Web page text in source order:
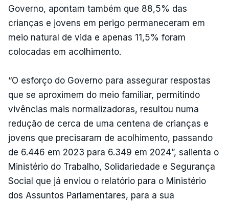
Governo, apontam também que 88,5% das
crianças e jovens em perigo permaneceram em
meio natural de vida e apenas 11,5% foram
colocadas em acolhimento.
“O esforço do Governo para assegurar respostas
que se aproximem do meio familiar, permitindo
vivências mais normalizadoras, resultou numa
redução de cerca de uma centena de crianças e
jovens que precisaram de acolhimento, passando
de 6.446 em 2023 para 6.349 em 2024”, salienta o
Ministério do Trabalho, Solidariedade e Segurança
Social que já enviou o relatório para o Ministério
dos Assuntos Parlamentares, para a sua